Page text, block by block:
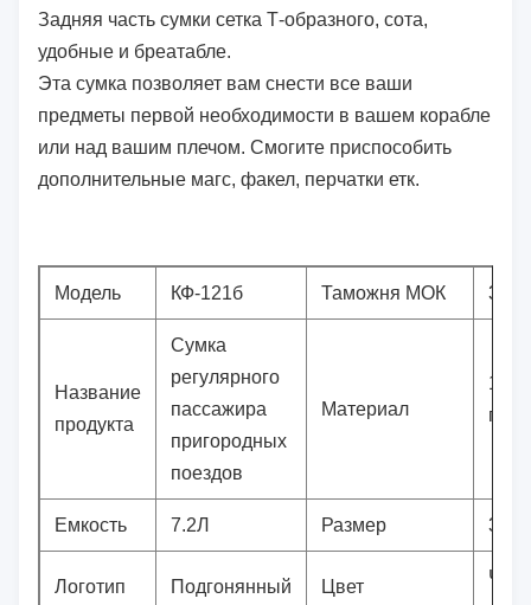
Задняя часть сумки сетка Т-образного, сота,
удобные и бреатабле.
Эта сумка позволяет вам снести все ваши
предметы первой необходимости в вашем корабле
или над вашим плечом. Смогите приспособить
дополнительные магс, факел, перчатки етк.
Модель КФ-121б Таможня МОК
Название
продукта
Сумка
регулярного
пассажира
пригородных
поездов
Материал
Емкость 7.2Л Размер
Логотип Подгонянный Цвет